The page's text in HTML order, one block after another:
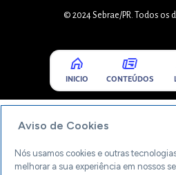
© 2024 Sebrae/PR. Todos os
INICIO CONTEÚDOS
Aviso de Cookies
Nós usamos cookies e outras
melhorar a sua experiência em nossos